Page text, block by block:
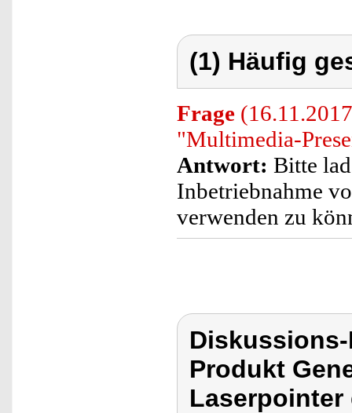
(1) Häufig
Frage
"Multimedia-
Antwort: Bitte
Inbetriebnahme
verwenden zu
Produkt